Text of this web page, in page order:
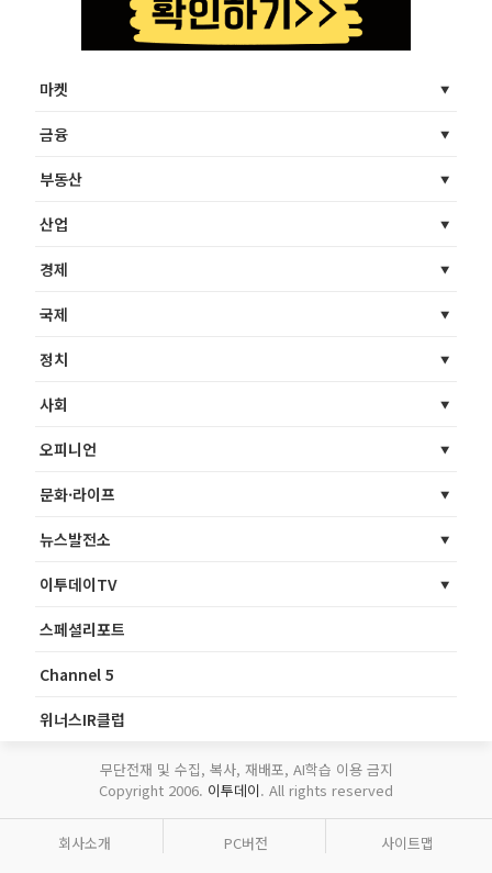
마켓
금융
부동산
산업
경제
국제
정치
사회
오피니언
문화·라이프
뉴스발전소
이투데이TV
스페셜리포트
Channel 5
위너스IR클럽
무단전재 및 수집, 복사, 재배포, AI학습 이용 금지
Copyright 2006. 이투데이. All rights reserved
회사소개 PC버전 사이트맵